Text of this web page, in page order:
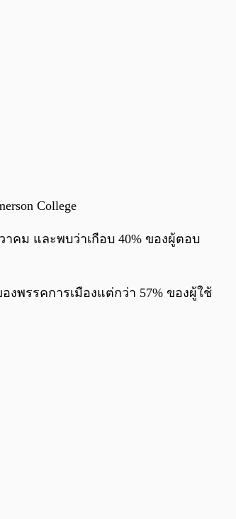
College
าคม และพบว่าเกือบ 40% ของผู้ตอบ
พรรคการเมืองแต่กว่า 57% ของผู้ใช้